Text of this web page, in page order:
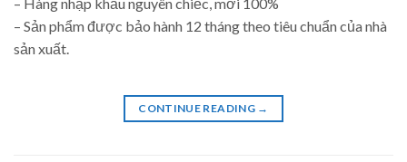
– Sản phẩm được bảo hành 12 tháng theo tiêu chuẩn của nhà
sản xuất.
CONTINUE READING →